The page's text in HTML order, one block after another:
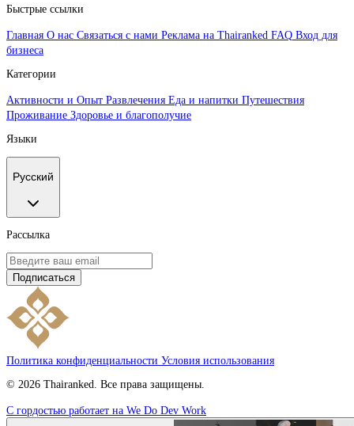
Быстрые ссылки
Главная О нас Связаться с нами Реклама на Thairanked FAQ Вход для
бизнеса
Категории
Активности и Опыт Развлечения Еда и напитки Путешествия
Проживание Здоровье и благополучие
Языки
Русский
Рассылка
Подписаться
Политика конфиденциальности Условия использования
© 2026 Thairanked. Все права защищены.
С гордостью работает на We Do Dev Work